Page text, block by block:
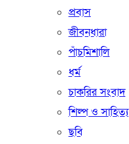
প্রবাস
জীবনধারা
পাঁচমিশালি
ধর্ম
চাকরির সংবাদ
শিল্প ও সাহিত্য
ছবি